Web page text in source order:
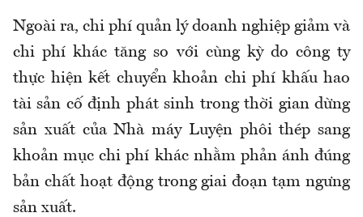
Ngoài ra, chi phí quản lý doanh nghiệp giảm và
chi phí khác tăng so với cùng kỳ do công ty
thực hiện kết chuyển khoản chi phí khấu hao
tài sản cố định phát sinh trong thời gian dừng
sản xuất của Nhà máy Luyện phôi thép sang
khoản mục chi phí khác nhằm phản ánh đúng
bản chất hoạt động trong giai đoạn tạm ngưng
sản xuất.